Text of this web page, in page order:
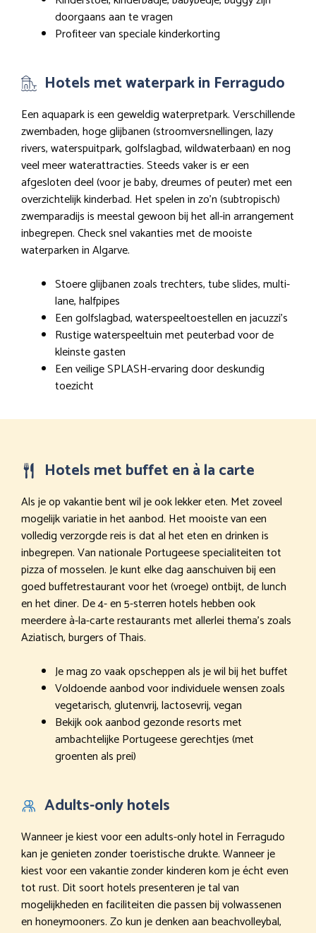
doorgaans aan te vragen
Profiteer van speciale kinderkorting
Hotels met waterpark in Ferragudo
Een aquapark is een geweldig waterpretpark. Verschillende
zwembaden, hoge glijbanen (stroomversnellingen, lazy
rivers, waterspuitpark, golfslagbad, wildwaterbaan) en nog
veel meer waterattracties. Steeds vaker is er een
afgesloten deel (voor je baby, dreumes of peuter) met een
overzichtelijk kinderbad. Het spelen in zo’n (subtropisch)
zwemparadijs is meestal gewoon bij het all-in arrangement
inbegrepen. Check snel vakanties met de mooiste
waterparken in Algarve.
Stoere glijbanen zoals trechters, tube slides, multi-
lane, halfpipes
Een golfslagbad, waterspeeltoestellen en jacuzzi’s
Rustige waterspeeltuin met peuterbad voor de
kleinste gasten
Een veilige SPLASH-ervaring door deskundig
toezicht
Hotels met buffet en à la carte
Als je op vakantie bent wil je ook lekker eten. Met zoveel
mogelijk variatie in het aanbod. Het mooiste van een
volledig verzorgde reis is dat al het eten en drinken is
inbegrepen. Van nationale Portugeese specialiteiten tot
pizza of mosselen. Je kunt elke dag aanschuiven bij een
goed buffetrestaurant voor het (vroege) ontbijt, de lunch
en het diner. De 4- en 5-sterren hotels hebben ook
meerdere à-la-carte restaurants met allerlei thema’s zoals
Aziatisch, burgers of Thais.
Je mag zo vaak opscheppen als je wil bij het buffet
Voldoende aanbod voor individuele wensen zoals
vegetarisch, glutenvrij, lactosevrij, vegan
Bekijk ook aanbod gezonde resorts met
ambachtelijke Portugeese gerechtjes (met
groenten als prei)
Adults-only hotels
Wanneer je kiest voor een adults-only hotel in Ferragudo
kan je genieten zonder toeristische drukte. Wanneer je
kiest voor een vakantie zonder kinderen kom je écht even
tot rust. Dit soort hotels presenteren je tal van
mogelijkheden en faciliteiten die passen bij volwassenen
en honeymooners. Zo kun je denken aan beachvolleybal,